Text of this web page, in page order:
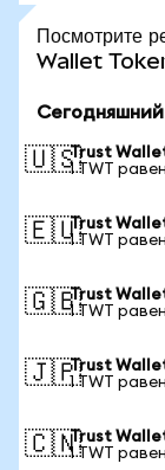
Посмотрите
Wallet
🇺🇸Trust
1 TWT
🇪🇺Trust
1 TWT
🇬🇧Trust
1 TWT
🇯🇵Trust
1 TWT
🇨🇳Trust
1 TWT